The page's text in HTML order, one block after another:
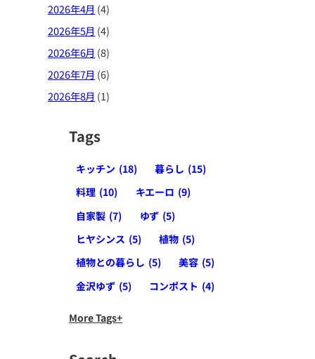
2026年4月 (4)
2026年5月 (4)
2026年6月 (8)
2026年7月 (6)
2026年8月 (1)
Tags
キッチン (18) 暮らし (15)
料理 (10) キエーロ (9)
自家製 (7) ゆず (5)
ヒヤシンス (5) 植物 (5)
植物との暮らし (5) 美容 (5)
金沢ゆず (5) コンポスト (4)
More Tags